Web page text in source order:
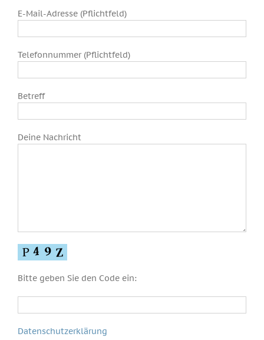
E-Mail-Adresse (Pflichtfeld)
Telefonnummer (Pflichtfeld)
Betreff
Deine Nachricht
Bitte geben Sie den Code ein:
Datenschutzerklärung